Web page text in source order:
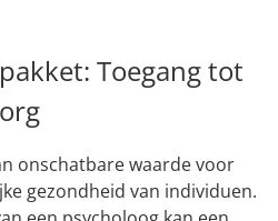
Toegang tot
onschatbare waarde voor
gezondheid van individuen.